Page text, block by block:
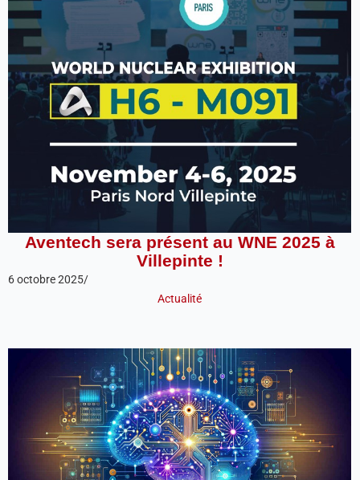
Aventech sera présent au WNE 2025 à
Villepinte !
6 octobre 2025/
Actualité